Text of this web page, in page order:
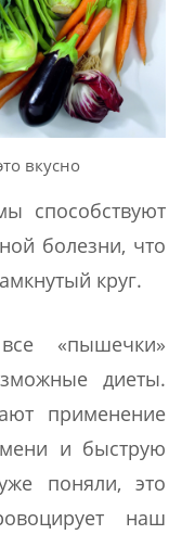
вкусно
способствуют
болезни, что
круг.
«пышечки»
диеты.
применение
и быструю
поняли, это
наш